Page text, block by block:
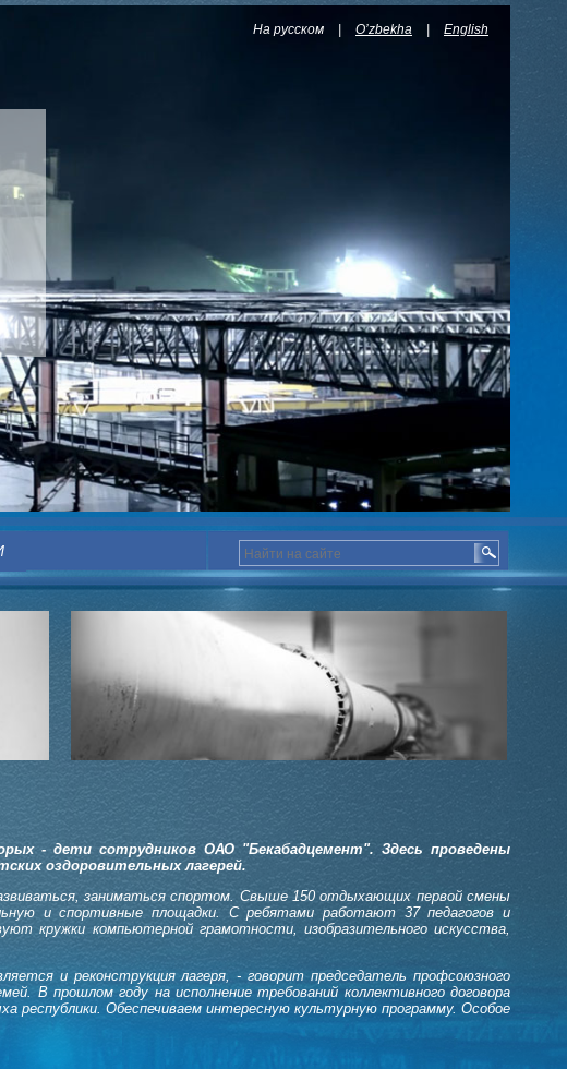
На русском O’zbekha English
- дети сотрудников ОАО "Бекабадцемент". Здесь проведены
оздоровительных лагерей.
заниматься спортом. Свыше 150 отдыхающих первой смены
и спортивные площадки. С ребятами работают 37 педагогов и
кружки компьютерной грамотности, изобразительного искусства,
и реконструкция лагеря, - говорит председатель профсоюзного
В прошлом году на исполнение требований коллективного договора
республики. Обеспечиваем интересную культурную программу. Особое